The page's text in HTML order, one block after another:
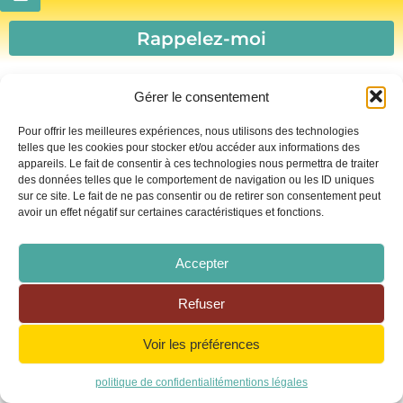
Gérer le consentement
Pour offrir les meilleures expériences, nous utilisons des technologies
telles que les cookies pour stocker et/ou accéder aux informations des
appareils. Le fait de consentir à ces technologies nous permettra de traiter
des données telles que le comportement de navigation ou les ID uniques
sur ce site. Le fait de ne pas consentir ou de retirer son consentement peut
avoir un effet négatif sur certaines caractéristiques et fonctions.
Accepter
Refuser
Voir les préférences
politique de confidentialitémentions légales
Rappelez-moi
En cliquant sur “Envoyer”, vous acceptez
que vos données soient utilisées par notre